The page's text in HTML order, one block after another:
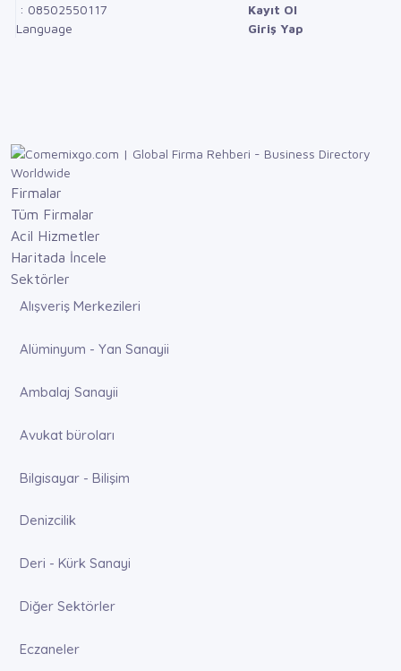
: 08502550117
Language
Kayıt Ol
Giriş Yap
Firmalar
Tüm Firmalar
Acil Hizmetler
Haritada İncele
Sektörler
Alışveriş Merkezileri
Alüminyum - Yan Sanayii
Ambalaj Sanayii
Avukat büroları
Bilgisayar - Bilişim
Denizcilik
Deri - Kürk Sanayi
Diğer Sektörler
Eczaneler